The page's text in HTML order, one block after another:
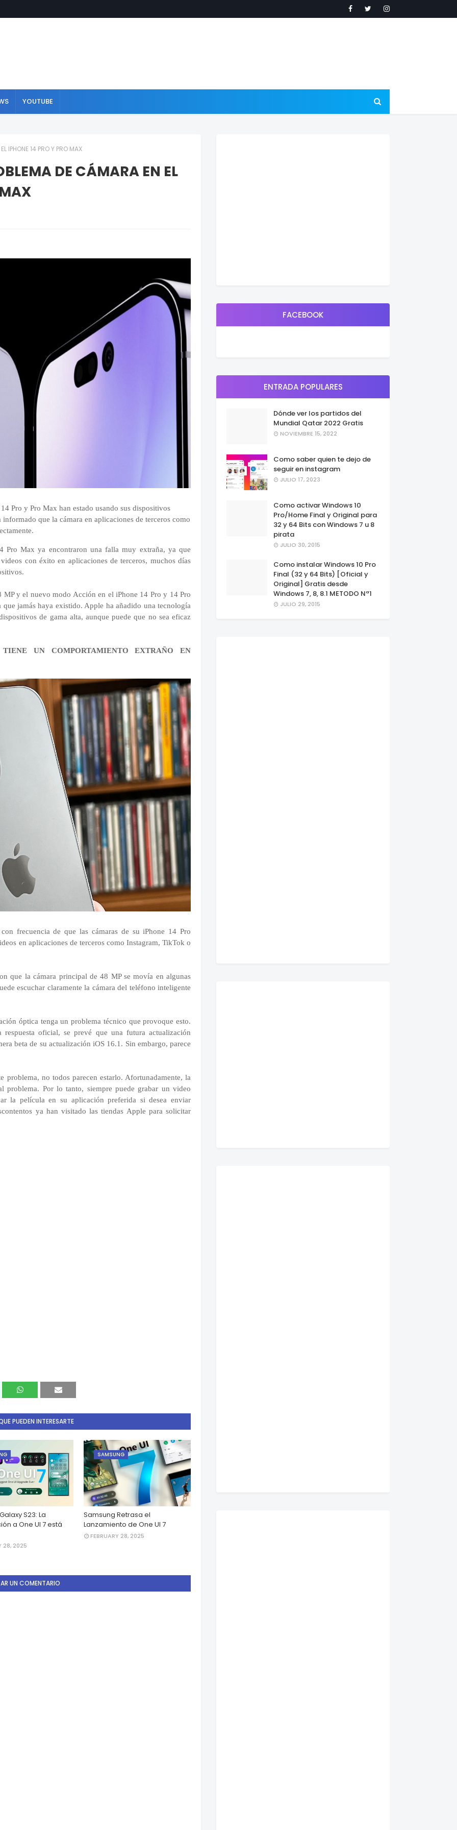
YOUTUBE
IPHONE 14 PRO Y PRO MAX
DE CÁMARA EN EL
Pro y Pro Max han estado usando sus dispositivos
que la cámara en aplicaciones de terceros como
Pro Max ya encontraron una falla muy extraña, ya que
con éxito en aplicaciones de terceros, muchos días
MP y el nuevo modo Acción en el iPhone 14 Pro y 14 Pro
jamás haya existido. Apple ha añadido una tecnología
de gama alta, aunque puede que no sea eficaz
UN COMPORTAMIENTO EXTRAÑO EN
frecuencia de que las cámaras de su iPhone 14 Pro
en aplicaciones de terceros como Instagram, TikTok o
que la cámara principal de 48 MP se movía en algunas
escuchar claramente la cámara del teléfono inteligente
óptica tenga un problema técnico que provoque esto.
oficial, se prevé que una futura actualización
beta de su actualización iOS 16.1. Sin embargo, parece
problema, no todos parecen estarlo. Afortunadamente, la
problema. Por lo tanto, siempre puede grabar un video
la película en su aplicación preferida si desea enviar
ya han visitado las tiendas Apple para solicitar
PUEDEN INTERESARTE
S23: La
a One UI 7 está
28, 2025
SAMSUNG
Samsung Retrasa el
Lanzamiento de One UI 7
FEBRUARY 28, 2025
UN COMENTARIO
FACEBOOK
ENTRADA POPULARES
Dónde ver los partidos del
Mundial Qatar 2022 Gratis
NOVIEMBRE 15, 2022
Como saber quien te dejo de
seguir en instagram
JULIO 17, 2023
Como activar Windows 10
Pro/Home Final y Original para
32 y 64 Bits con Windows 7 u 8
pirata
JULIO 30, 2015
Como instalar Windows 10 Pro
Final (32 y 64 Bits) [Oficial y
Original] Gratis desde
Windows 7, 8, 8.1 METODO Nª1
JULIO 29, 2015